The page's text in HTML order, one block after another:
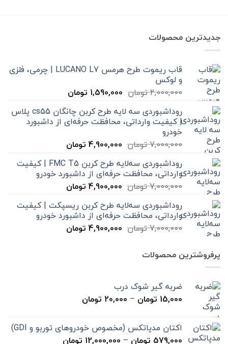
جدیدترین محصولات
قاب ریموت طرح هرمس LUCANO L7 | چرمی، فلزی
و لوکس
2,000,000تومان قیمت
2,000,000 تومان
بود.
1,590,000 تومانقیمت
1,590,000 تومان
است.
روداشبوردی سه‌ لایه طرح کربن چانگان cs55 پلاس
| کیفیت وارداتی، محافظت حرفه‌ای از داشبورد
خودرو
7,000,000تومان قیمت
7,000,000 تومان
بود.
4,900,000 تومانقیمت
4,900,000 تومان
است.
روداشبوردی سه‌لایه طرح کربن FMC T5 | کیفیت
وارداتی، محافظت حرفه‌ای از داشبورد خودرو
7,000,000تومان قیمت
7,000,000 تومان
بود.
4,900,000 تومانقیمت
4,900,000 تومان
است.
روداشبوردی سه‌لایه طرح کربن ریسپکت | کیفیت
وارداتی، محافظت حرفه‌ای از داشبورد خودرو
7,000,000تومان قیمت
4,900,000 تومانقیمت
پرفروشترین محصولات
ضربه گیر شوک درب
15,000 تومان –
20,000 تومان
تا
اکتان مدپاتکس (مخصوص خودروهای توربو و GDI)
579,000 تومان –
12,000,000 تومان